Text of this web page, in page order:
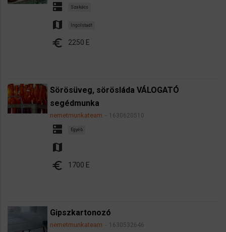
dns Szakács
map Ingolstadt
euro 2250 E
Sörösüveg, sörösláda VÁLOGATÓ
segédmunka
nemetmunkateam 1630620510
dns Egyéb
map
euro
1700 E
Gipszkartonozó
nemetmunkateam 1630532646